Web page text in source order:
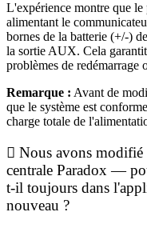
L'expérience montre que le
alimentant le
bornes de la batterie (+/-)
la sortie AUX. Cela
problèmes de redémarrage
Remarque : Avant de
que le système est
charge totale de
Nous avons modifié
centrale Paradox —
t-il toujours dans
nouveau ?